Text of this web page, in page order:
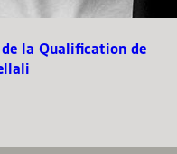
la Qualification de